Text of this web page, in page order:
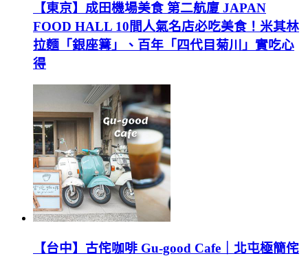
【東京】成田機場美食 第二航廈 JAPAN
FOOD HALL 10間人氣名店必吃美食！米其林
拉麵「銀座篝」、百年「四代目菊川」實吃心
得
【台中】古侘咖啡 Gu-good Cafe｜北屯極簡侘